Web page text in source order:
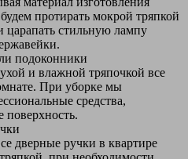
протирать мокрой тряпкой
царапать стильную лампу
подоконники
и влажной тряпочкой все
При уборке мы
средства,
дверные ручки в квартире